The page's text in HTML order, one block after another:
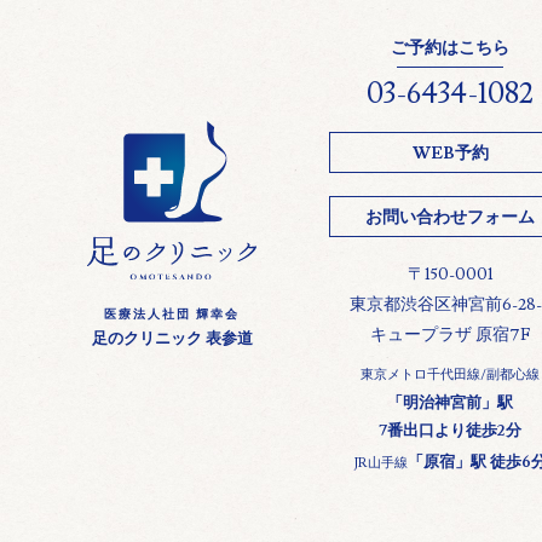
医療法人社団 輝幸会
足のクリニック 表参道
ご予約はこちら
03-6434-1082
WEB予約
お問い合わせフォーム
〒150-0001
東京都渋谷区神宮前6-
キュープラザ 原宿7F
東京メトロ千代田線/副都心線
「明治神宮前」駅
7番出口より徒歩2分
JR山手線「原宿」駅 徒歩6